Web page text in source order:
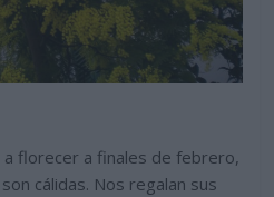
a florecer a finales de febrero,
cálidas. Nos regalan sus